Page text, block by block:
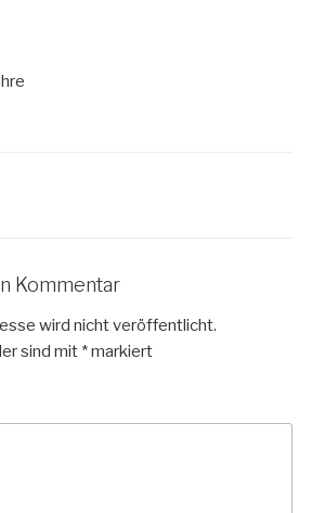
Kommentar
wird nicht veröffentlicht.
sind mit *markiert